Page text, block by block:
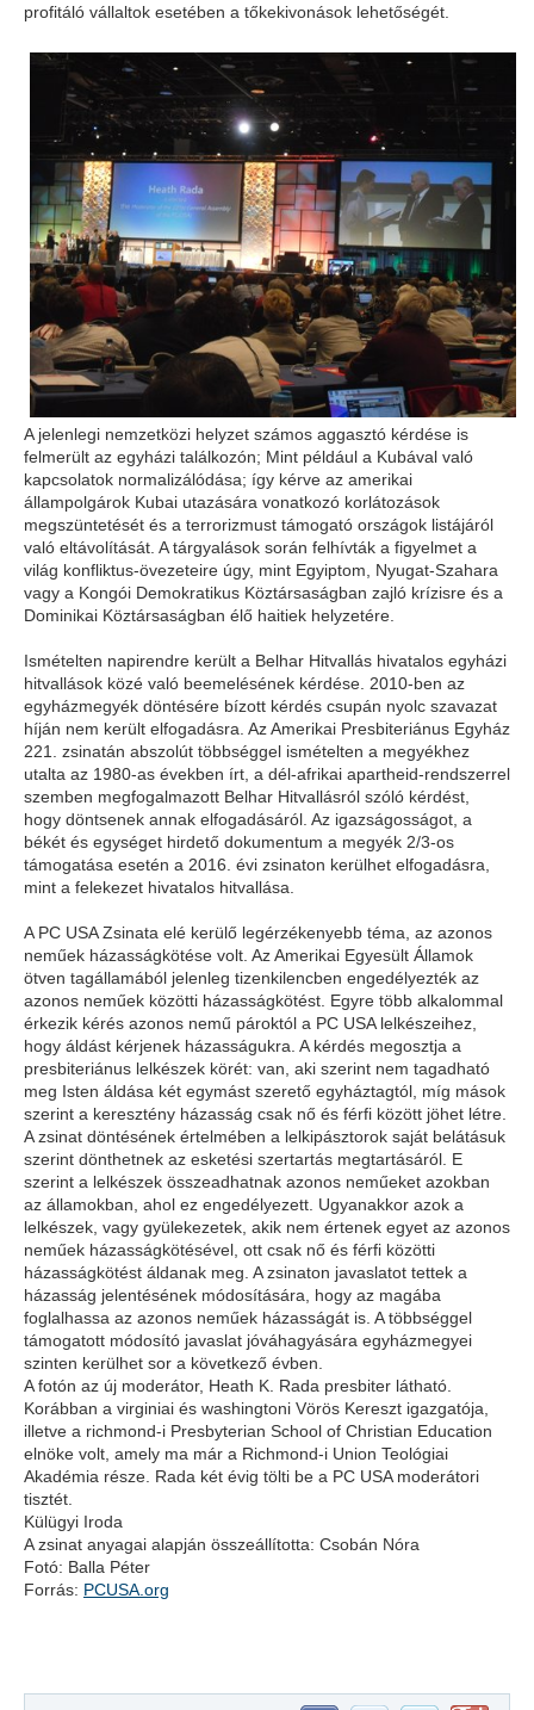
profitáló vállaltok esetében a tőkekivonások lehetőségét.
A jelenlegi nemzetközi helyzet számos aggasztó kérdése is
felmerült az egyházi találkozón; Mint például a Kubával való
kapcsolatok normalizálódása; így kérve az amerikai
állampolgárok Kubai utazására vonatkozó korlátozások
megszüntetését és a terrorizmust támogató országok listájáról
való eltávolítását. A tárgyalások során felhívták a figyelmet a
világ konfliktus-övezeteire úgy, mint Egyiptom, Nyugat-Szahara
vagy a Kongói Demokratikus Köztársaságban zajló krízisre és a
Dominikai Köztársaságban élő haitiek helyzetére.
Ismételten napirendre került a Belhar Hitvallás hivatalos egyházi
hitvallások közé való beemelésének kérdése. 2010-ben az
egyházmegyék döntésére bízott kérdés csupán nyolc szavazat
híján nem került elfogadásra. Az Amerikai Presbiteriánus Egyház
221. zsinatán abszolút többséggel ismételten a megyékhez
utalta az 1980-as években írt, a dél-afrikai apartheid-rendszerrel
szemben megfogalmazott Belhar Hitvallásról szóló kérdést,
hogy döntsenek annak elfogadásáról. Az igazságosságot, a
békét és egységet hirdető dokumentum a megyék 2/3-os
támogatása esetén a 2016. évi zsinaton kerülhet elfogadásra,
mint a felekezet hivatalos hitvallása.
A PC USA Zsinata elé kerülő legérzékenyebb téma, az azonos
neműek házasságkötése volt. Az Amerikai Egyesült Államok
ötven tagállamából jelenleg tizenkilencben engedélyezték az
azonos neműek közötti házasságkötést. Egyre több alkalommal
érkezik kérés azonos nemű pároktól a PC USA lelkészeihez,
hogy áldást kérjenek házasságukra. A kérdés megosztja a
presbiteriánus lelkészek körét: van, aki szerint nem tagadható
meg Isten áldása két egymást szerető egyháztagtól, míg mások
szerint a keresztény házasság csak nő és férfi között jöhet létre.
A zsinat döntésének értelmében a lelkipásztorok saját belátásuk
szerint dönthetnek az esketési szertartás megtartásáról. E
szerint a lelkészek összeadhatnak azonos neműeket azokban
az államokban, ahol ez engedélyezett. Ugyanakkor azok a
lelkészek, vagy gyülekezetek, akik nem értenek egyet az azonos
neműek házasságkötésével, ott csak nő és férfi közötti
házasságkötést áldanak meg. A zsinaton javaslatot tettek a
házasság jelentésének módosítására, hogy az magába
foglalhassa az azonos neműek házasságát is. A többséggel
támogatott módosító javaslat jóváhagyására egyházmegyei
szinten kerülhet sor a következő évben.
A fotón az új moderátor, Heath K. Rada presbiter látható.
Korábban a virginiai és washingtoni Vörös Kereszt igazgatója,
illetve a richmond-i Presbyterian School of Christian Education
elnöke volt, amely ma már a Richmond-i Union Teológiai
Akadémia része. Rada két évig tölti be a PC USA moderátori
tisztét.
Külügyi Iroda
A zsinat anyagai alapján összeállította: Csobán Nóra
Fotó: Balla Péter
Forrás: PCUSA.org